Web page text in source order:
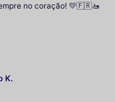
no coração! 💛🇫🇷🚤
K.